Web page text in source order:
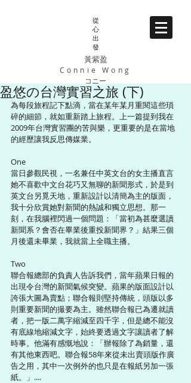
從
心
出
發
黃紫盈
Connie Wong
コニー
盈悠の台灣實習之旅 (下)
為每段旅程記下點滴，當在某年某月重閱這些瑣
碎的細節，就如重新踏上旅程。上一篇提到我在
2009年台灣實習團的苦與樂，更重要的是在當地
的經歷讓我反思傳媒業。
One
當日參觀民視，一名兼任中英文台的女主播直言
她不喜歡中文台花巧又無聊的新聞形式，於是到
英文台另覓天地，重新設計以清簡為主的版面，
我十分欣賞她對新聞的熱誠和獨立思想。那一
刻，在我腦裡閃過一個問題：「當初為甚麼選讀
新聞系？會否在畢業後重投新聞界？」結果三個
月後還未畢業，我就當上全職主播。
Two
聯合報總部的負責人告訴我們，當年蘋果日報的
出現令台灣的新聞氣候突變。蘋果的版面設計以
誇張大圖為賣點；聯合報則堅持傳統，頭版以多
則重要新聞的撮要為主。雖然聯合報已為遷就讀
者，把一版二萬字縮減至四千字，但是總不能沒
有底線地縮減文字，始終要透過文字讓讀者了解
時事。他滿有感慨地說：「辦報除了為銷量，還
有其他東西吧。聯合報58年來從未出賣頭版作廣
告之用，其中一次例外的也只是在報紙另加一張
紙。」....